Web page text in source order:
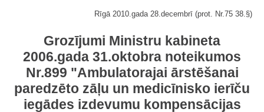
Rīgā 2010.gada 28.decembrī (prot. Nr.75 38.§)
Grozījumi Ministru kabineta
2006.gada 31.oktobra noteikumos
Nr.899 "Ambulatorajai ārstēšanai
paredzēto zāļu un medicīnisko ierīču
iegādes izdevumu kompensācijas